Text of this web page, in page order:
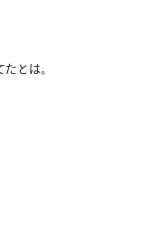
とは。